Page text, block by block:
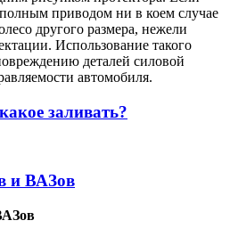
приводом ни в коем случае
другого размера, нежели
Использование такого
деталей силовой
автомобиля.
заливать?
и ВАЗов